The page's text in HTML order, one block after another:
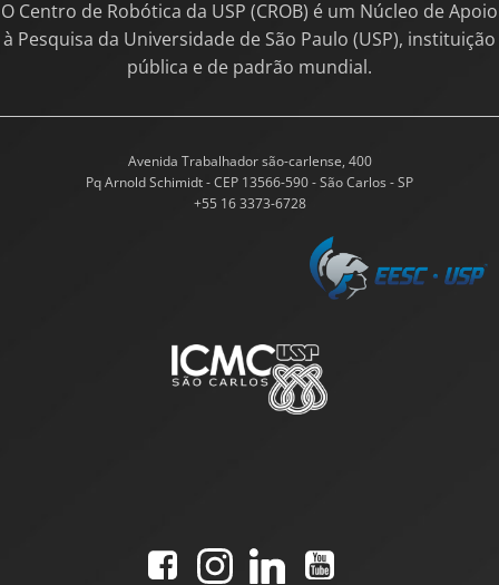
O Centro de Robótica da USP (CROB) é um Núcleo de Apoio
à Pesquisa da Universidade de São Paulo (USP), instituição
pública e de padrão mundial.
Avenida Trabalhador são-carlense, 400
Pq Arnold Schimidt - CEP 13566-590 - São Carlos - SP
+55 16 3373-6728